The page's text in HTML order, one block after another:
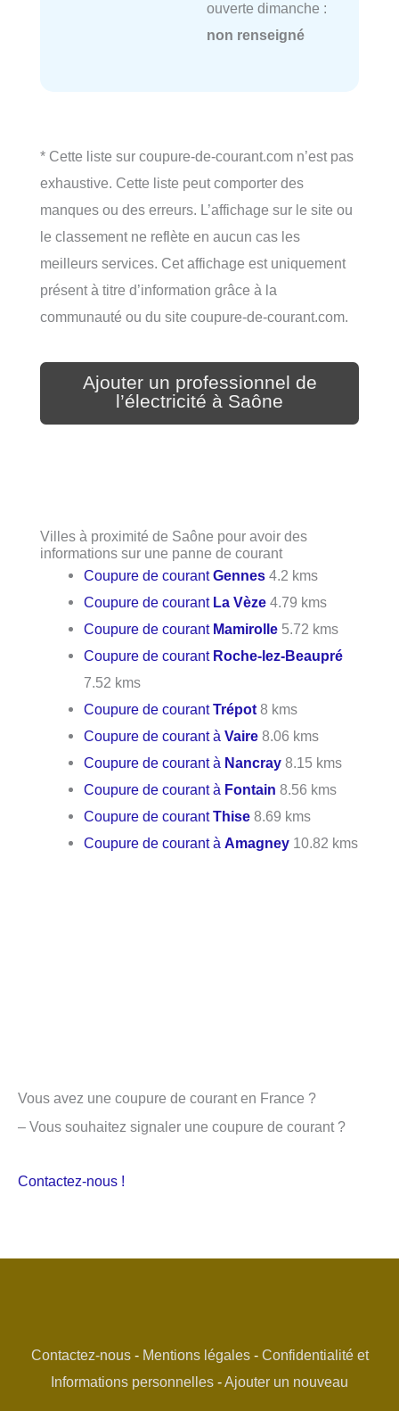
ouverte dimanche :
non renseigné
* Cette liste sur coupure-de-courant.com n’est pas
exhaustive. Cette liste peut comporter des
manques ou des erreurs. L’affichage sur le site ou
le classement ne reflète en aucun cas les
meilleurs services. Cet affichage est uniquement
présent à titre d’information grâce à la
communauté ou du site coupure-de-courant.com.
Ajouter un professionnel de
l’électricité à Saône
Villes à proximité de Saône pour avoir des
informations sur une panne de courant
Coupure de courantGennes 4.2 kms
Coupure de courant La Vèze 4.79 kms
Coupure de courant Mamirolle 5.72 kms
Coupure de courant Roche-lez-Beaupré
7.52 kms
Coupure de courantTrépot 8 kms
Coupure de courant àVaire 8.06 kms
Coupure de courant à Nancray 8.15 kms
Coupure de courant à Fontain 8.56 kms
Coupure de courantThise 8.69 kms
Coupure de courant àAmagney 10.82 kms
Vous avez une coupure de courant en France ?
– Vous souhaitez signaler une coupure de courant ?
Contactez-nous !
Contactez-nous- Mentions légales- Confidentialité et
Informations personnelles - Ajouter un nouveau